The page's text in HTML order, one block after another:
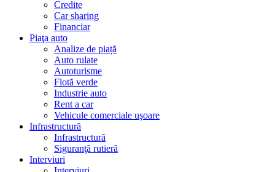
Credite
Car sharing
Financiar
Piaţa auto
Analize de piață
Auto rulate
Autoturisme
Flotă verde
Industrie auto
Rent a car
Vehicule comerciale uşoare
Infrastructură
Infrastructură
Siguranţă rutieră
Interviuri